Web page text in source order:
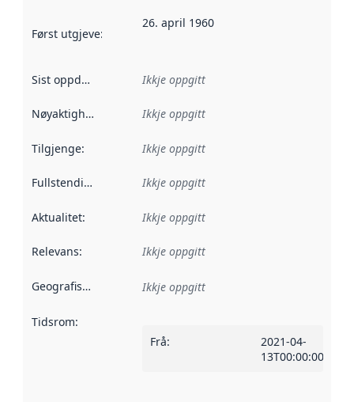
Først utgjeve: Denne datoen seier når dataa i dette
26. april 1960
Sist oppdatert Ikkje oppgitt
Nøyaktigheit Ikkje oppgitt
Tilgjenge: Ikkje oppgitt
Fullstendigheit Ikkje oppgitt
Aktualitet: Ikkje oppgitt
Relevans: Ikkje oppgitt
Geografisk område Ikkje oppgitt
Tidsrom:
Frå:
2021-04-
13T00:00:00Z